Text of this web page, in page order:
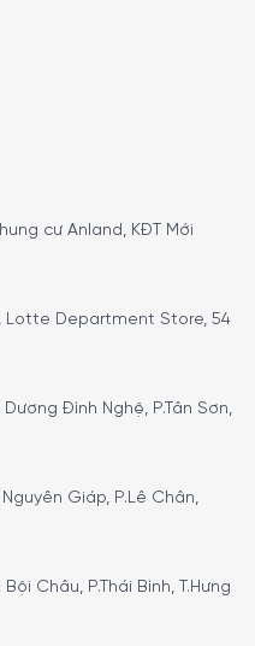
quà, bạn không chỉ trao
còn thể hiện phong
ấn đặc biệt cho người
Easy dễ dàng vệ sinh
bát. Ngoài ra, bạn có thể
tay với xà phòng và
hoặc khăn vải để lau
với nước và để khô tự
cư Anland, KĐT Mới
Lotte Department Store, 54
Đình Nghệ, P.Tân Sơn,
Giáp, P.Lê Chân,
Châu, P.Thái Bình, T.Hưng